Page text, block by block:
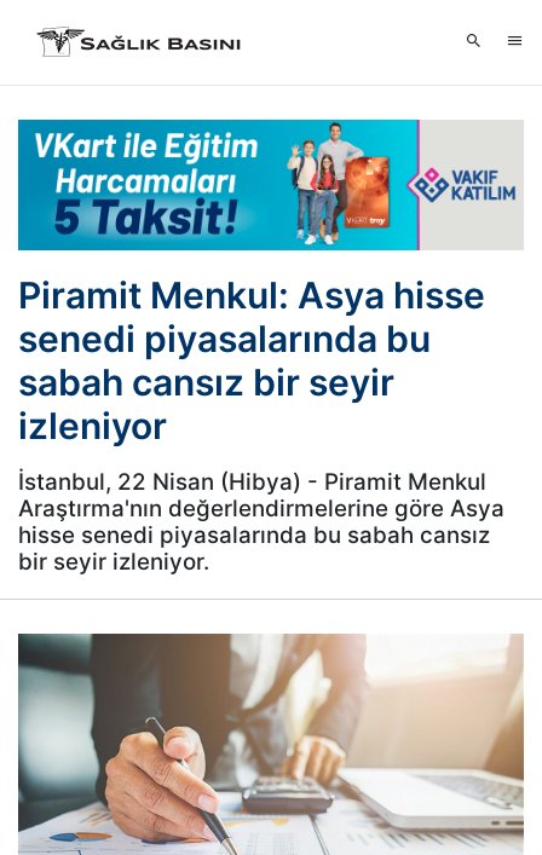
Piramit Menkul: Asya hisse
senedi piyasalarında bu
sabah cansız bir seyir
izleniyor
İstanbul, 22 Nisan (Hibya) - Piramit Menkul
Araştırma'nın değerlendirmelerine göre Asya
hisse senedi piyasalarında bu sabah cansız
bir seyir izleniyor.